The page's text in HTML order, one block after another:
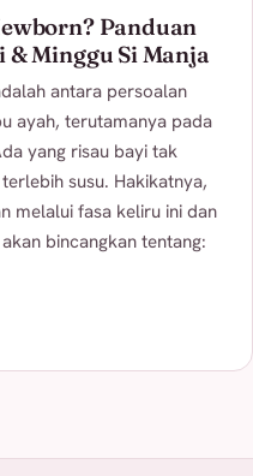
Panduan
Minggu Si Manja
antara persoalan
ayah, terutamanya pada
yang risau bayi tak
susu. Hakikatnya,
melalui fasa keliru ini dan
bincangkan tentang: